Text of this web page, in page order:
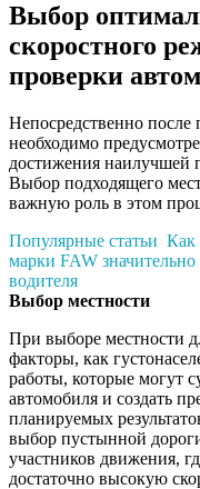
Выбор
скоростного
проверки
Непосредственно после
необходимо
достижения наилучшей
Выбор подходящего
важную роль в этом
Популярные статьи Как
марки FAW
водителя
Выбор местности
При выборе местности
факторы, как
работы, которые могут
автомобиля и создать
планируемых
выбор пустынной
участников движения,
достаточно высокую